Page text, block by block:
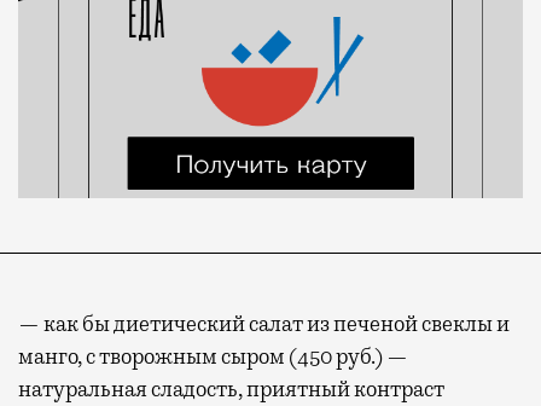
— как бы диетический салат из печеной свеклы и
манго, с творожным сыром (450 руб.) —
натуральная сладость, приятный контраст